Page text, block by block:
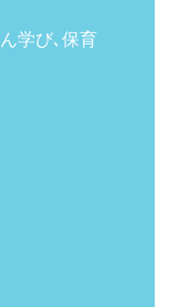
学び､保育